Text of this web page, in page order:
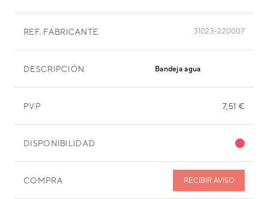
REF. FABRICANTE 31023-220007
DESCRIPCIÓN Bandeja agua
PVP 7,51 €
DISPONIBILIDAD
COMPRA RECIBIR AVISO